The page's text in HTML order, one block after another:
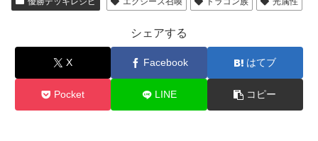
シェアする
X Facebook はてブ
Pocket LINE コピー